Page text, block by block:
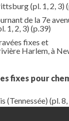
(pl. 1, 2, 3)
de la 7e
1, 2, 3) (p.39)
fixes et
Harlem, à
fixes pour
(Tennessée) (pl. 8,